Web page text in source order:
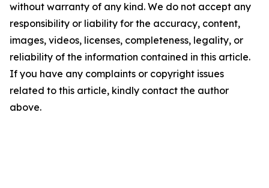
without warranty of any kind. We do not accept any
responsibility or liability for the accuracy, content,
images, videos, licenses, completeness, legality, or
reliability of the information contained in this article.
If you have any complaints or copyright issues
related to this article, kindly contact the author
above.